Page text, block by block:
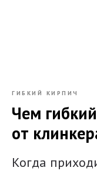
ГИБКИЙ КИРПИЧ
Чем
от
Когда